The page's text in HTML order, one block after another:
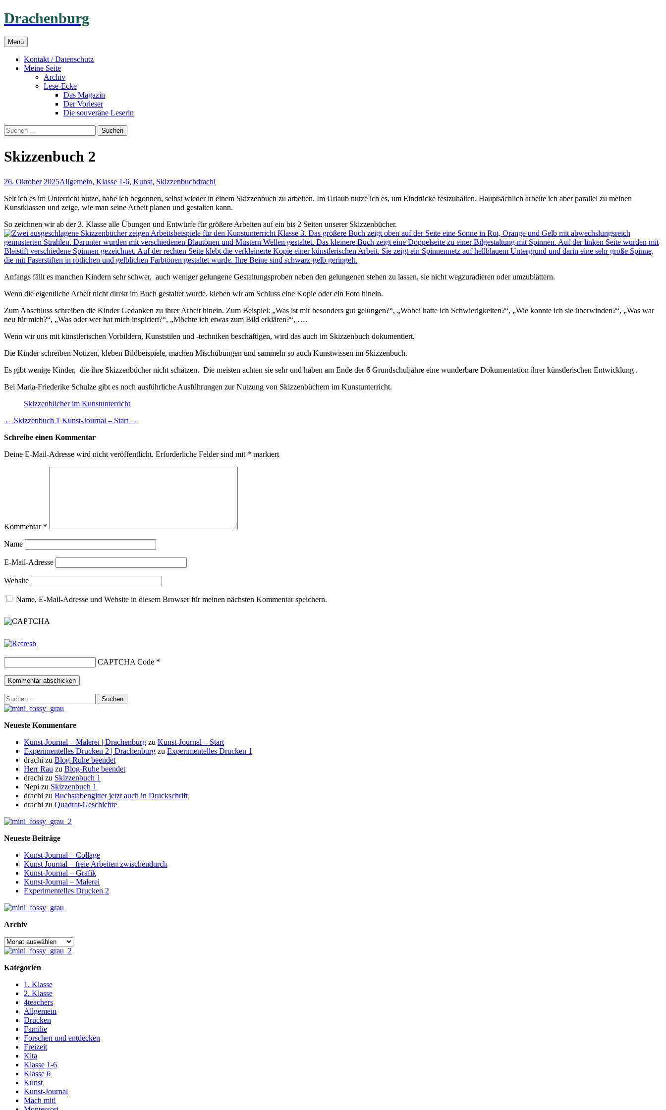
Drachenburg
Menü Zum
Inhalt
springen
Kontakt / Datenschutz
Meine Seite
Archiv
Lese-Ecke
Das Magazin
Der Vorleser
Die souveräne Leserin
Suchen
nach:
Skizzenbuch 2
26. Oktober 2025Allgemein, Klasse 1-6, Kunst, Skizzenbuchdrachi
Seit ich es im Unterricht nutze, habe ich begonnen, selbst wieder in einem Skizzenbuch zu arbeiten. Im Urlaub nutze ich es, um Eindrücke festzuhalten. Hauptsächlich arbeite ich aber parallel zu meinen
Kunstklassen und zeige, wie man seine Arbeit planen und gestalten kann.
So zeichnen wir ab der 3. Klasse alle Übungen und Entwürfe für größere Arbeiten auf ein bis 2 Seiten unserer Skizzenbücher.
Anfangs fällt es manchen Kindern sehr schwer, auch weniger gelungene Gestaltungsproben neben den gelungenen stehen zu lassen, sie nicht wegzuradieren oder umzublättern.
Wenn die eigentliche Arbeit nicht direkt im Buch gestaltet wurde, kleben wir am Schluss eine Kopie oder ein Foto hinein.
Zum Abschluss schreiben die Kinder Gedanken zu ihrer Arbeit hinein. Zum Beispiel: „Was ist mir besonders gut gelungen?“, „Wobei hatte ich Schwierigkeiten?“, „Wie konnte ich sie überwinden?“, „Was war
neu für mich?“, „Was oder wer hat mich inspiriert?“, „Möchte ich etwas zum Bild erklären?“, ….
Wenn wir uns mit künstlerischen Vorbildern, Kunststilen und -techniken beschäftigen, wird das auch im Skizzenbuch dokumentiert.
Die Kinder schreiben Notizen, kleben Bildbeispiele, machen Mischübungen und sammeln so auch Kunstwissen im Skizzenbuch.
Es gibt wenige Kinder, die ihre Skizzenbücher nicht schätzen. Die meisten achten sie sehr und haben am Ende der 6 Grundschuljahre eine wunderbare Dokumentation ihrer künstlerischen Entwicklung .
Bei Maria-Friederike Schulze gibt es noch ausführliche Ausführungen zur Nutzung von Skizzenbüchern im Kunstunterricht.
Skizzenbücher im Kunstunterricht
Beitragsnavigation
← Skizzenbuch 1 Kunst-Journal – Start →
Schreibe einen Kommentar
Deine E-Mail-Adresse wird nicht veröffentlicht. Erforderliche Felder sind mit * markiert
Kommentar *
Name
E-Mail-Adresse
Website
Name, E-Mail-Adresse und Website in diesem Browser für meinen nächsten Kommentar speichern.
CAPTCHA Code *
Suchen
nach:
Neueste Kommentare
Kunst-Journal – Malerei | Drachenburg zu Kunst-Journal – Start
Experimentelles Drucken 2 | Drachenburg zu Experimentelles Drucken 1
drachi zu Blog-Ruhe beendet
Herr Rau zu Blog-Ruhe beendet
drachi zu Skizzenbuch 1
Nepi zu Skizzenbuch 1
drachi zu Buchstabengitter jetzt auch in Druckschrift
drachi zu Quadrat-Geschichte
Neueste Beiträge
Kunst-Journal – Collage
Kunst Journal – freie Arbeiten zwischendurch
Kunst-Journal – Grafik
Kunst-Journal – Malerei
Experimentelles Drucken 2
Archiv
Archiv
Kategorien
1. Klasse
2. Klasse
4teachers
Allgemein
Drucken
Familie
Forschen und entdecken
Freizeit
Kita
Klasse 1-6
Klasse 6
Kunst
Kunst-Journal
Mach mit!